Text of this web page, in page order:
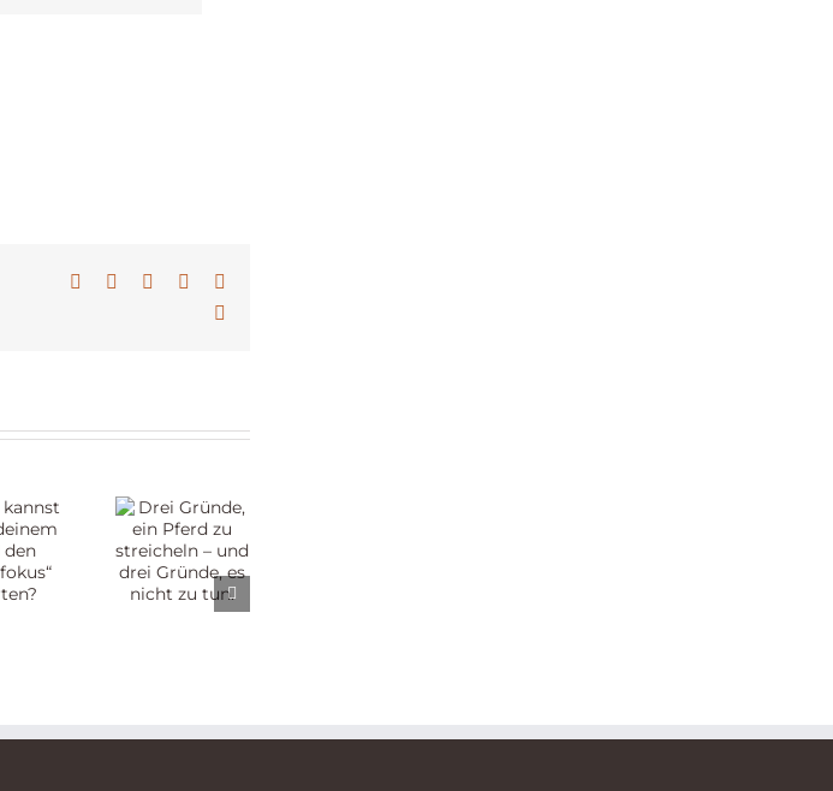
Facebook LinkedInWhatsApp
ein Pferd
zu
streicheln